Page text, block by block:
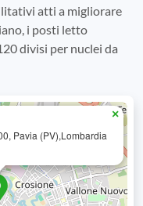
atti a migliorare
i posti letto
divisi per nuclei da
Pavia (PV),Lombardia
×